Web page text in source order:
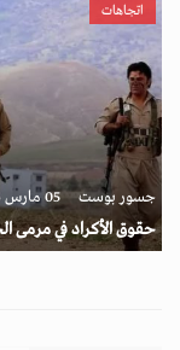
اتجاهات
جسور بوست 05 مارس 2026 - 14:59
حقوق الأكراد في مرمى